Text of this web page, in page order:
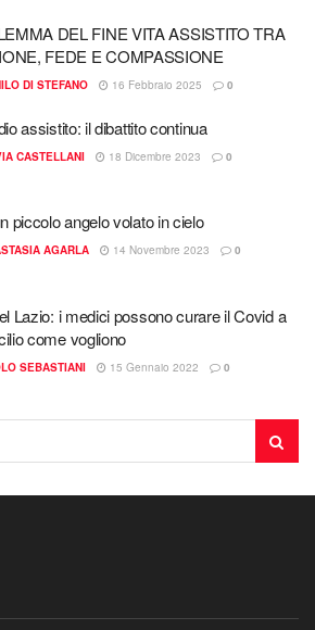
DEL FINE VITA ASSISTITO TRA
FEDE E COMPASSIONE
DI STEFANO 16 Febbraio 2025 0
assistito: il dibattito continua
CASTELLANI 18 Dicembre 2023 0
piccolo angelo volato in cielo
AGARLA 14 Novembre 2023 0
Lazio: i medici possono curare il Covid a
come vogliono
SEBASTIANI 15 Gennaio 2022 0